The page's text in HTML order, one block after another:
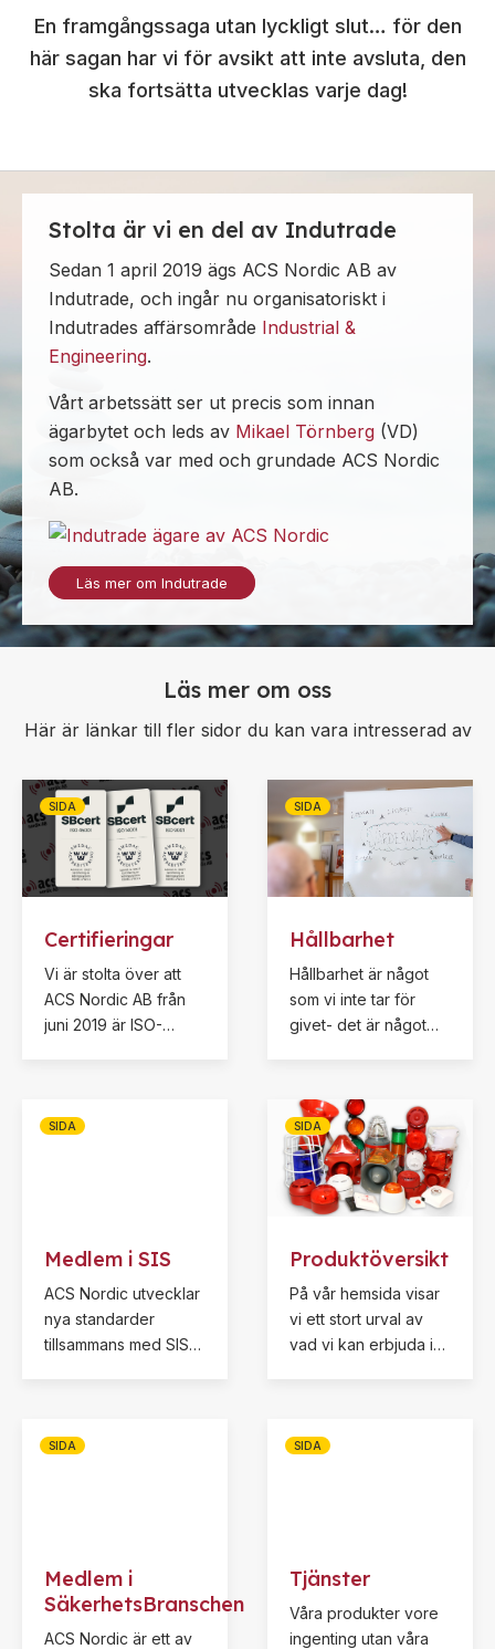
En framgångssaga utan lyckligt slut… för den
här sagan har vi för avsikt att inte avsluta, den
ska fortsätta utvecklas varje dag!
Stolta är vi en del av Indutrade
Sedan 1 april 2019 ägs ACS Nordic AB av
Indutrade, och ingår nu organisatoriskt i
Indutrades affärsområde Industrial &
Engineering.
Vårt arbetssätt ser ut precis som innan
ägarbytet och leds av Mikael Törnberg (VD)
som också var med och grundade ACS Nordic
AB.
Läs mer om Indutrade
Läs mer om oss
Här är länkar till fler sidor du kan vara intresserad av
SIDA
Certifieringar
Vi är stolta över att
ACS Nordic AB från
juni 2019 är ISO-
SIDA
Hållbarhet
Hållbarhet är något
som vi inte tar för
givet- det är något
hela tiden!
SIDA
Medlem i SIS
ACS Nordic utvecklar
nya standarder
tillsammans med SIS
SIDA
Produktöversikt
På vår hemsida visar
vi ett stort urval av
vad vi kan erbjuda i
hittar exakt det du
SIDA
Medlem i
SäkerhetsBranschen
ACS Nordic är ett av
SIDA
Tjänster
Våra produkter vore
ingenting utan våra